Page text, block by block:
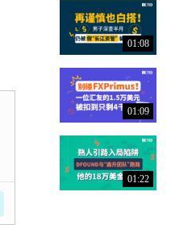
01:08
01:09
01:22